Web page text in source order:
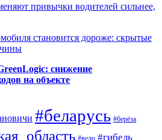
привычки водителей сильнее,
становится дороже: скрытые
снижение
на объекте
#беларусь #берёза
#вело #гибель